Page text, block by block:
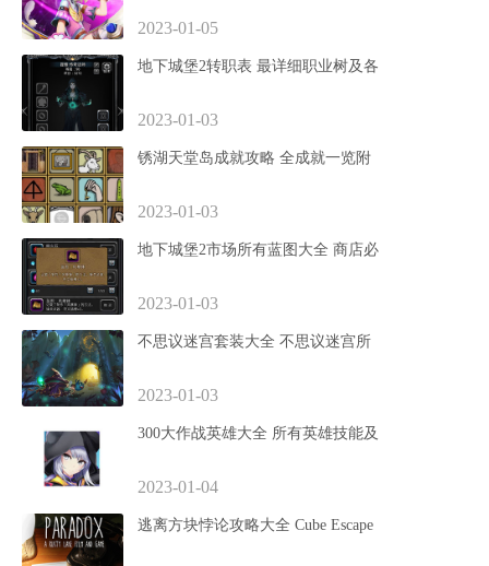
2023-01-05
地下城堡2转职表 最详细职业树及各
2023-01-03
锈湖天堂岛成就攻略 全成就一览附
2023-01-03
地下城堡2市场所有蓝图大全 商店必
2023-01-03
不思议迷宫套装大全 不思议迷宫所
2023-01-03
300大作战英雄大全 所有英雄技能及
2023-01-04
逃离方块悖论攻略大全 Cube Escape